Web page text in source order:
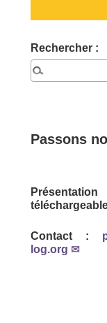
Rechercher :
Passons
Contact :
log.org